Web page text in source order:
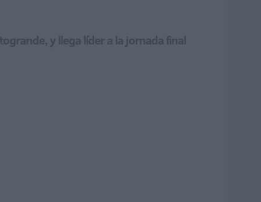
y llega líder a la jornada final